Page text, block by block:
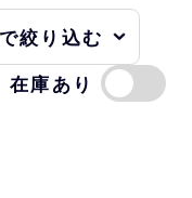
在庫あり